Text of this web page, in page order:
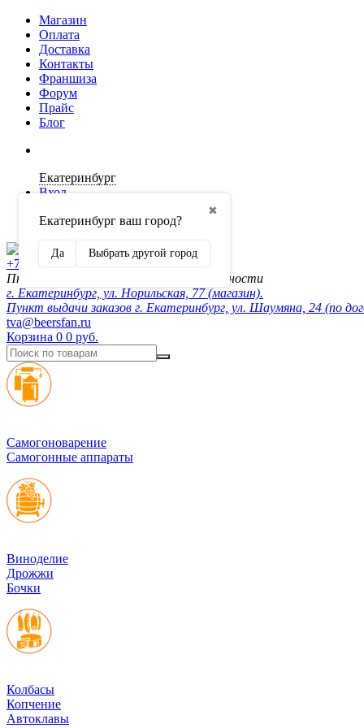
Магазин
Оплата
Доставка
Контакты
Франшиза
Форум
Прайс
Блог
Екатеринбург
✖
Екатеринбург ваш город?
Да Выбрать другой город
Вход
Регистрация
+7 (902) 872-54-70
Пн-Пт 10:00-20:00, сб-вск по договорённости
г. Екатеринбург, ул. Норильская, 77 (магазин).
Пункт выдачи заказов г. Екатеринбург, ул. Шаумяна, 24 (по
tva@beersfan.ru
Корзина 0 0 руб.
Cамогоноварение
Самогонные аппараты
Виноделие
Дрожжи
Бочки
Колбасы
Копчение
Автоклавы